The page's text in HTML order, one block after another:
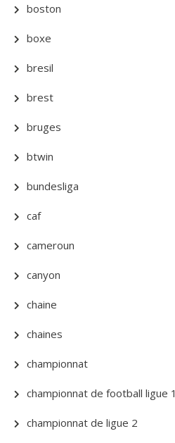
boston
boxe
bresil
brest
bruges
btwin
bundesliga
caf
cameroun
canyon
chaine
chaines
championnat
championnat de football ligue 1
championnat de ligue 2